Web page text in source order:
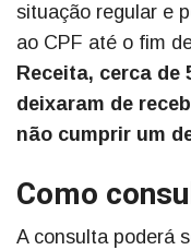
situação regular e
ao CPF até o fim
Receita, cerca
deixaram de
não cumprir um
Como
A consulta poderá